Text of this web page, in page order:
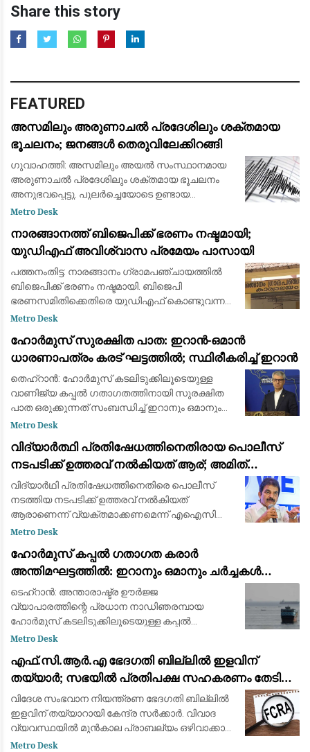
Share this story
FEATURED
അസമിലും അരുണാചൽ പ്രദേശിലും ശക്തമായ
ഭൂചലനം; ജനങ്ങൾ തെരുവിലേക്കിറങ്ങി
ഗുവാഹത്തി: അസമിലും അയൽ സംസ്ഥാനമായ
അരുണാചൽ പ്രദേശിലും ശക്തമായ ഭൂചലനം
അനുഭവപ്പെട്ടു. പുലർച്ചെയോടെ ഉണ്ടായ
ഭൂചലനത്തെ തുടർന്ന് പരിഭ്രാന്തരായ ജനങ്ങൾ
പുറത്തേക്ക് ഓടിരക
Metro Desk
നാരങ്ങാനത്ത് ബിജെപിക്ക് ഭരണം നഷ്ടമായി;
യുഡിഎഫ് അവിശ്വാസ പ്രമേയം പാസായി
പത്തനംതിട്ട: നാരങ്ങാനം ഗ്രാമപഞ്ചായത്തിൽ
ബിജെപിക്ക് ഭരണം നഷ്ടമായി. ബിജെപി
ഭരണസമിതിക്കെതിരെ യുഡിഎഫ് കൊണ്ടുവന്ന
അവിശ്വാസ പ്രമേയം പാസായതോടെയാണ്
നറുക്കെടുപ്പിലൂടെ അധികാരത്ത
Metro Desk
ഹോർമുസ് സുരക്ഷിത പാത: ഇറാൻ-ഒമാൻ
ധാരണാപത്രം കരട് ഘട്ടത്തിൽ; സ്ഥിരീകരിച്ച് ഇറാൻ
തെഹ്‌റാൻ: ഹോർമുസ് കടലിടുക്കിലൂടെയുള്ള
വാണിജ്യ കപ്പൽ ഗതാഗതത്തിനായി സുരക്ഷിത
പാത ഒരുക്കുന്നത് സംബന്ധിച്ച് ഇറാനും ഒമാനും
തമ്മിൽ നടത്തുന്ന ചർച്ചകൾ അന്തിമ കരട്
വിദേശകാ
Metro Desk
വിദ്യാർത്ഥി പ്രതിഷേധത്തിനെതിരായ പൊലീസ്
നടപടിക്ക് ഉത്തരവ് നൽകിയത് ആര്; അമിത്
ഷായ്‌ക്കെതിരെ കെ. സി. വേണുഗോപാൽ
വിദ്യാർഥി പ്രതിഷേധത്തിനെതിരെ പൊലീസ്
നടത്തിയ നടപടിക്ക് ഉത്തരവ് നൽകിയത്
ആരാണെന്ന് വ്യക്തമാക്കണമെന്ന് എഐസിസി
സംഘടനാ ചുമതലയുള്ള ജനറൽ സെക്രട്ടറി കെ.
ആഭ്യന്തര മന്ത്രി അ
Metro Desk
ഹോർമുസ് കപ്പൽ ഗതാഗത കരാർ
അന്തിമഘട്ടത്തിൽ: ഇറാനും ഒമാനും ചർച്ചകൾ
പൂർത്തിയാക്കുന്നു
ടെഹ്‌റാൻ: അന്താരാഷ്ട്ര ഊർജ്ജ
വ്യാപാരത്തിന്റെ പ്രധാന നാഡിഞരമ്പായ
ഹോർമുസ് കടലിടുക്കിലൂടെയുള്ള കപ്പൽ
ഗതാഗതം പുനഃസ്ഥാപിക്കുന്നതിനായുള്ള ഇറാൻ-
കടന്നതായി ഇറാൻ വിദേ
Metro Desk
എഫ്.സി.ആർ.എ ഭേദഗതി ബില്ലിൽ ഇളവിന്
തയ്യാർ; സഭയിൽ പ്രതിപക്ഷ സഹകരണം തേടി
കേന്ദ്രം
വിദേശ സംഭവാന നിയന്ത്രണ ഭേദഗതി ബില്ലിൽ
ഇളവിന് തയ്യാറായി കേന്ദ്ര സർക്കാർ. വിവാദ
വ്യവസ്ഥയിൽ മുൻകാല പ്രാബല്യം ഒഴിവാക്കാൻ
കേന്ദ്രസർക്കാർ. ലൈസൻസ് നഷ്ടപ്പെടുന്ന
Metro Desk